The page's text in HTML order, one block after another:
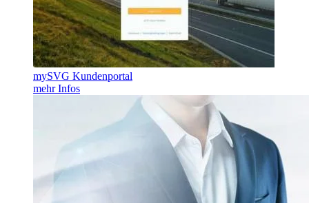
mySVG Kundenportal
mehr Infos